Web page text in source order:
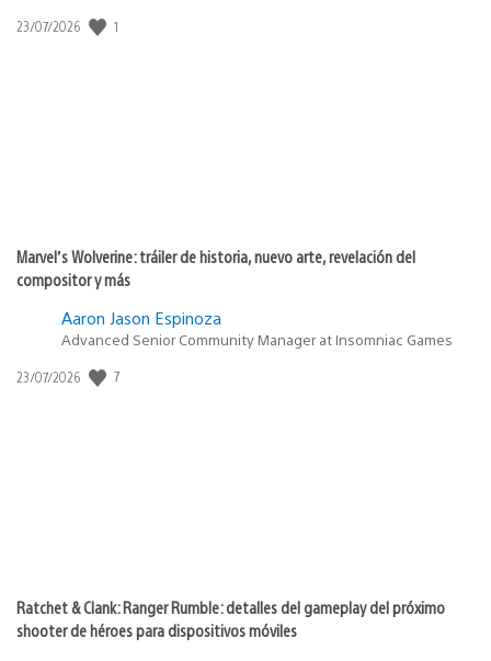
Fecha
23/07/2026 1
Marvel’s Wolverine: tráiler de historia, nuevo arte, revelación del
compositor y más
Aaron Jason Espinoza
Advanced Senior Community Manager at Insomniac Games
Fecha
23/07/2026 7
Ratchet & Clank: Ranger Rumble: detalles del gameplay del próximo
shooter de héroes para dispositivos móviles